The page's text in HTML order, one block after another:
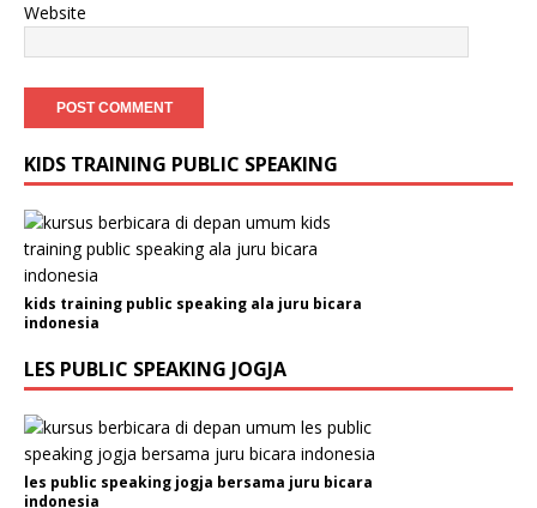
Website
KIDS TRAINING PUBLIC SPEAKING
kids training public speaking ala juru bicara
indonesia
LES PUBLIC SPEAKING JOGJA
les public speaking jogja bersama juru bicara
indonesia